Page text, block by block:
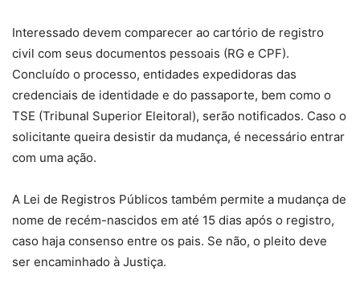
Interessado devem comparecer ao cartório de registro
civil com seus documentos pessoais (RG e CPF).
Concluído o processo, entidades expedidoras das
credenciais de identidade e do passaporte, bem como o
TSE (Tribunal Superior Eleitoral), serão notificados. Caso o
solicitante queira desistir da mudança, é necessário entrar
com uma ação.
A Lei de Registros Públicos também permite a mudança de
nome de recém-nascidos em até 15 dias após o registro,
caso haja consenso entre os pais. Se não, o pleito deve
ser encaminhado à Justiça.